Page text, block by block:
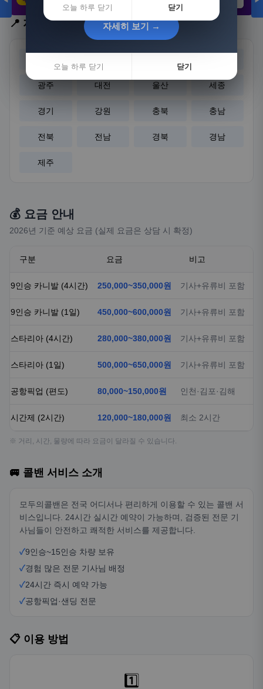
3,308원
📍 지역 선택
광주 대전 울산 세종
경기 강원 충북 충남
전북 전남 경북 경남
제주
💰 요금 안내
2026년 기준 예상 요금 (실제 요금은 상담 시 확정)
구분 요금 비고
9인승 카니발 (4시간) 250,000~350,000원 기사+유류비 포함
9인승 카니발 (1일) 450,000~600,000원 기사+유류비 포함
스타리아 (4시간) 280,000~380,000원 기사+유류비 포함
스타리아 (1일) 500,000~650,000원 기사+유류비 포함
공항픽업 (편도) 80,000~150,000원 인천·김포·김해
시간제 (2시간) 120,000~180,000원 최소 2시간
※ 거리, 시간, 물량에 따라 요금이 달라질 수 있습니다.
🚐 콜밴 서비스 소개
모두의콜밴은 전국 어디서나 편리하게 이용할 수 있는 콜밴 서
비스입니다. 24시간 실시간 예약이 가능하며, 검증된 전문 기
사님들이 안전하고 쾌적한 서비스를 제공합니다.
✓9인승~15인승 차량 보유
✓경험 많은 전문 기사님 배정
✓24시간 즉시 예약 가능
✓공항픽업·샌딩 전문
📋 이용 방법
1️⃣
오늘 하루 닫기 닫기
자세히 보기 →
오늘 하루 닫기 닫기
자세히 보기 →
오늘 하루 닫기 닫기